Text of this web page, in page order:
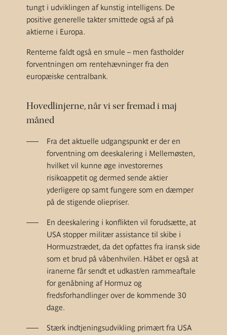
tungt i udviklingen af kunstig intelligens. De
positive generelle takter smittede også af på
aktierne i Europa.
Renterne faldt også en smule – men fastholder
forventningen om rentehævninger fra den
europæiske centralbank.
Hovedlinjerne, når vi ser fremad i maj
måned
Fra det aktuelle udgangspunkt er der en
forventning om deeskalering i Mellemøsten,
hvilket vil kunne øge investorernes
risikoappetit og dermed sende aktier
yderligere op samt fungere som en dæmper
på de stigende oliepriser.
En deeskalering i konflikten vil forudsætte, at
USA stopper militær assistance til skibe i
Hormuzstrædet, da det opfattes fra iransk side
som et brud på våbenhvilen. Håbet er også at
iranerne får sendt et udkast/en rammeaftale
for genåbning af Hormuz og
fredsforhandlinger over de kommende 30
dage.
Stærk indtjeningsudvikling primært fra USA